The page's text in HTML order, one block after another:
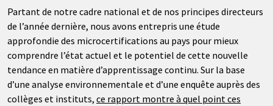
Partant de notre cadre national et de nos principes directeurs
de l’année dernière, nous avons entrepris une étude
approfondie des microcertifications au pays pour mieux
comprendre l’état actuel et le potentiel de cette nouvelle
tendance en matière d’apprentissage continu. Sur la base
d’une analyse environnementale et d’une enquête auprès des
collèges et instituts, ce rapport montre à quel point ces